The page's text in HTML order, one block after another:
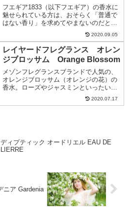
フエギア1833（以下フエギア）の香水に
魅せられている方は、おそらく「普通で
はない香り」を求めてやまないのだと想
像します。「普通ではない香り」を掘り
下げると、以下のような塩梅です。 あり
きたりではない香り これまでに嗅いだこ
とがない香り 他...
2020.09.05
レイヤードフレグランス オレン
ジブロッサム Orange Blossom
メゾンフレグランスブランドで人気の、
オレンジブロッサム（オレンジの花）の
香水。ローズやジャスミンといったいつ
もの香水よりも、ワンランク上のステー
ジにあることが多いと思いませんか？そ
2020.07.17
ディプティック オードリエル EAU DE
LIERRE
ペンハリガン ガーデニア Gardenia